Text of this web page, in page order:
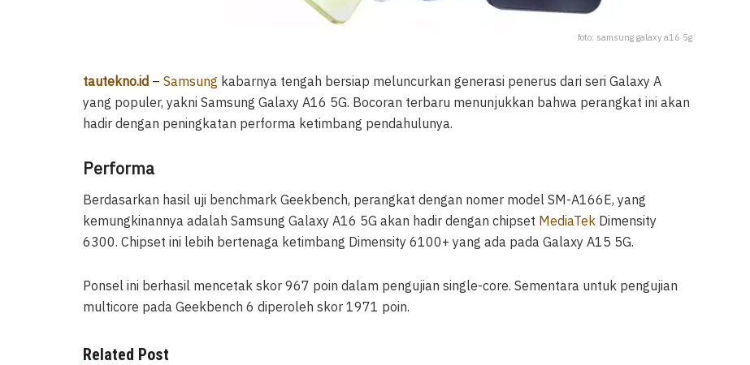
foto: samsung galaxy a16 5g
tautekno.id – Samsung kabarnya tengah bersiap meluncurkan generasi penerus dari seri Galaxy A
yang populer, yakni Samsung Galaxy A16 5G. Bocoran terbaru menunjukkan bahwa perangkat ini akan
hadir dengan peningkatan performa ketimbang pendahulunya.
Performa
Berdasarkan hasil uji benchmark Geekbench, perangkat dengan nomer model SM-A166E, yang
kemungkinannya adalah Samsung Galaxy A16 5G akan hadir dengan chipset MediaTek Dimensity
6300. Chipset ini lebih bertenaga ketimbang Dimensity 6100+ yang ada pada Galaxy A15 5G.
Ponsel ini berhasil mencetak skor 967 poin dalam pengujian single-core. Sementara untuk pengujian
multicore pada Geekbench 6 diperoleh skor 1971 poin.
Related Post